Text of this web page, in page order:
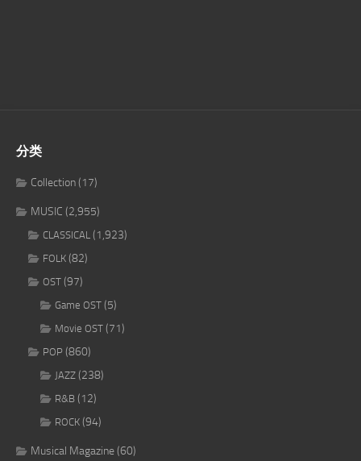
分类
Collection(17)
MUSIC (2,955)
CLASSICAL (1,923)
FOLK (82)
OST (97)
Game OST (5)
Movie OST (71)
POP (860)
JAZZ (238)
R&B (12)
ROCK (94)
Musical Magazine(60)